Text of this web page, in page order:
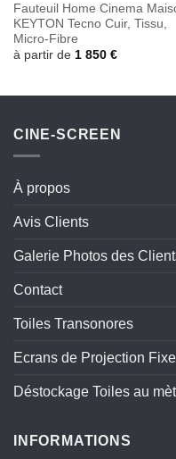
Fauteuil Home Cinema
KEYTON Tecno Cuir, Tissu,
Micro-Fibre
à partir de 1 850 €
CINE-SCREEN
À propos
Avis Clients
Galerie Photos des
Contact
Toiles Transonores
Ecrans de Projection Fixe
Déstockage Toiles au
INFORMATIONS